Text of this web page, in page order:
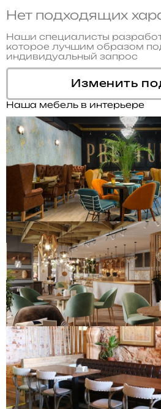
Нет подходящих
Наши специалисты
которое лучшим образом
индивидуальный запрос
Изменить
Наша мебель в интерьере